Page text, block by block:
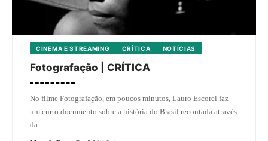
CINEMA E STREAMING CRÍTICA NOTÍCIAS
Fotografação | CRÍTICA
No filme Fotografação, em poucos minutos, Lauro Escorel faz
um curto documento sobre a história do Brasil recontada através
da…